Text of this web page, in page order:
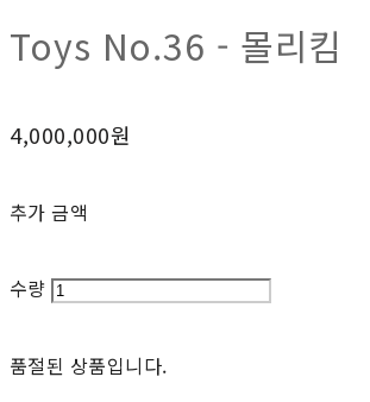
Toys No.36 - 몰리킴
4,000,000원
추가 금액
수량
품절된 상품입니다.